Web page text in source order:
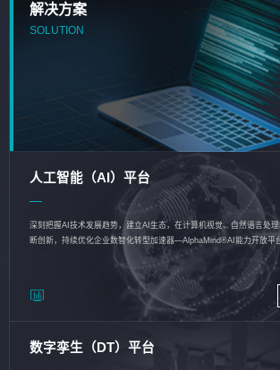
解决方案
SOLUTION
人工智能（AI）平台
深刻把握AI技术发展趋势，建立AI生态，在计算机视觉、自然语言处
断创新，持续优化企业数智化转型加速器—AlphaMind®AI能力开放平
数字孪生（DT）平台